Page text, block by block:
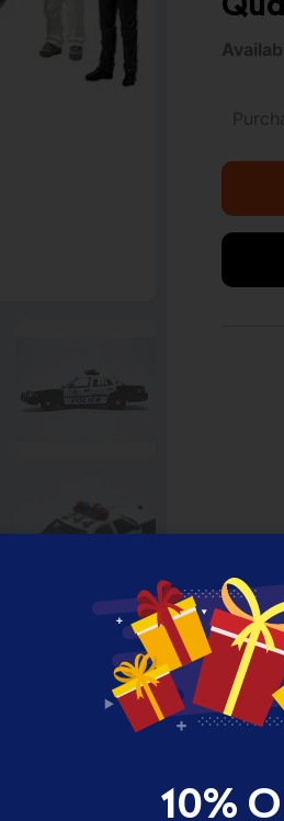
The
Police
Figures
Scale
Diecast
Model
10%